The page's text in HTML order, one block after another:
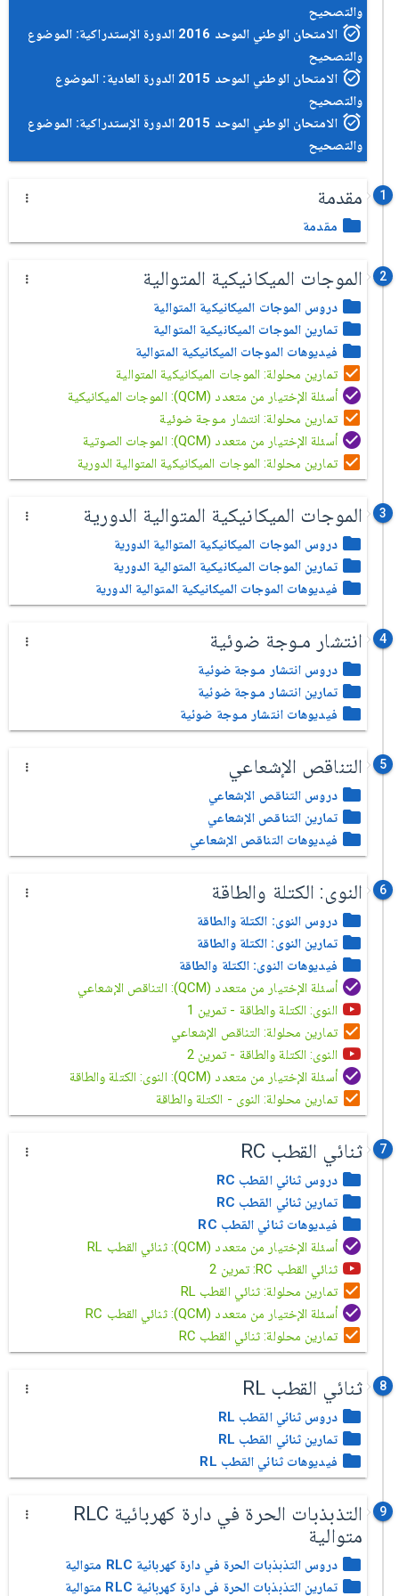
والتصحيح
الامتحان الوطني الموحد 2016 الدورة الإستدراكية: الموضوع
والتصحيح
الامتحان الوطني الموحد 2015 الدورة العادية: الموضوع
والتصحيح
الامتحان الوطني الموحد 2015 الدورة الإستدراكية: الموضوع
والتصحيح
1 مقدمة
مقدمة
2 الموجات الميكانيكية المتوالية
دروس الموجات الميكانيكية المتوالية
تمارين الموجات الميكانيكية المتوالية
فيديوهات الموجات الميكانيكية المتوالية
تمارين محلولة: الموجات الميكانيكية المتوالية
أسئلة الإختيار من متعدد (QCM): الموجات الميكانيكية
تمارين محلولة: انتشار مـوجة ضوئية
أسئلة الإختيار من متعدد (QCM): الموجات الصوتية
تمارين محلولة: الموجات الميكانيكية المتوالية الدورية
3 الموجات الميكانيكية المتوالية الدورية
دروس الموجات الميكانيكية المتوالية الدورية
تمارين الموجات الميكانيكية المتوالية الدورية
فيديوهات الموجات الميكانيكية المتوالية الدورية
4 انتشار مـوجة ضوئية
دروس انتشار مـوجة ضوئية
تمارين انتشار مـوجة ضوئية
فيديوهات انتشار مـوجة ضوئية
5 التناقص الإشعاعي
دروس التناقص الإشعاعي
تمارين التناقص الإشعاعي
فيديوهات التناقص الإشعاعي
6 النوى: الكتلة والطاقة
دروس النوى: الكتلة والطاقة
تمارين النوى: الكتلة والطاقة
فيديوهات النوى: الكتلة والطاقة
أسئلة الإختيار من متعدد (QCM): التناقص الإشعاعي
النوى: الكتلة والطاقة - تمرين 1
تمارين محلولة: التناقص الإشعاعي
النوى: الكتلة والطاقة - تمرين 2
أسئلة الإختيار من متعدد (QCM): النوى: الكتلة والطاقة
تمارين محلولة: النوى - الكتلة والطاقة
7 ثنائي القطب RC
دروس ثنائي القطب RC
تمارين ثنائي القطب RC
فيديوهات ثنائي القطب RC
أسئلة الإختيار من متعدد (QCM): ثنائي القطب RL
ثنائي القطب RC: تمرين 2
تمارين محلولة: ثنائي القطب RL
أسئلة الإختيار من متعدد (QCM): ثنائي القطب RC
تمارين محلولة: ثنائي القطب RC
8 ثنائي القطب RL
دروس ثنائي القطب RL
تمارين ثنائي القطب RL
فيديوهات ثنائي القطب RL
9
التذبذبات الحرة في دارة كهربائية RLC
متوالية
دروس التذبذبات الحرة في دارة كهربائية RLC متوالية
تمارين التذبذبات الحرة في دارة كهربائية RLC متوالية